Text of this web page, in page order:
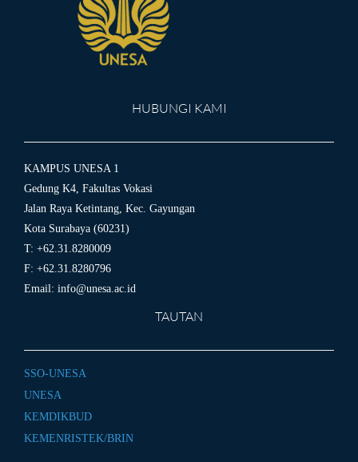
HUBUNGI KAMI
KAMPUS UNESA 1
Gedung K4, Fakultas Vokasi
Jalan Raya Ketintang, Kec. Gayungan
Kota Surabaya (60231)
T: +62.31.8280009
F: +62.31.8280796
Email: info@unesa.ac.id
TAUTAN
SSO-UNESA
UNESA
KEMDIKBUD
KEMENRISTEK/BRIN